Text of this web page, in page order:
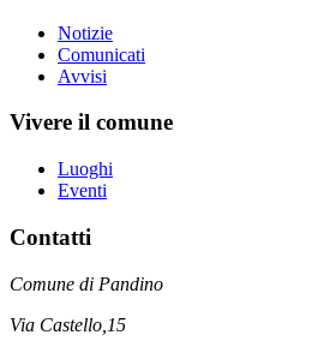
Notizie
Comunicati
Avvisi
Vivere il comune
Luoghi
Eventi
Contatti
Comune di Pandino
Via Castello,15